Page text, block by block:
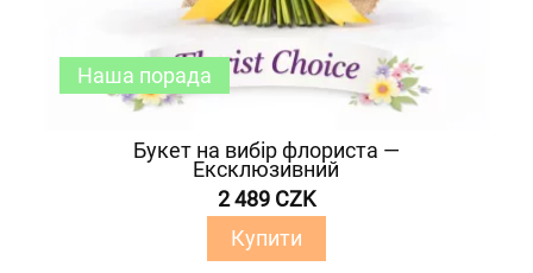
Букет на вибір флориста —
Ексклюзивний
2 489 CZK
Купити
Наша порада